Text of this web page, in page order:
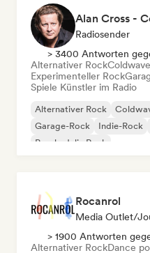
Radiosender
> 3400 Antworten
Alternativer RockColdwave
Experimenteller Rock
Spiele Künstler im Radio
Alternativer Rock
Garage-Rock
Indie-Rock
Psychedelic Rock
Rocanrol
Media Outlet/
> 1900 Antworten
Alternativer RockDance